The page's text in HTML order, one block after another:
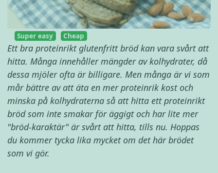
Super easy Cheap
Ett bra proteinrikt glutenfritt bröd kan vara svårt att
hitta. Många innehåller mängder av kolhydrater, då
dessa mjöler ofta är billigare. Men många är vi som
mår bättre av att äta en mer proteinrik kost och
minska på kolhydraterna så att hitta ett proteinrikt
bröd som inte smakar för äggigt och har lite mer
"bröd-karaktär" är svårt att hitta, tills nu. Hoppas
du kommer tycka lika mycket om det här brödet
som vi gör.